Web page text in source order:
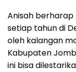
Anisah berharap
setiap tahun di
oleh kalangan
Kabupaten
ini bisa